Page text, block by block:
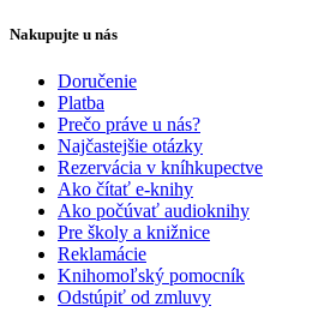
Nakupujte u nás
Doručenie
Platba
Prečo práve u nás?
Najčastejšie otázky
Rezervácia v kníhkupectve
Ako čítať e-knihy
Ako počúvať audioknihy
Pre školy a knižnice
Reklamácie
Knihomoľský pomocník
Odstúpiť od zmluvy